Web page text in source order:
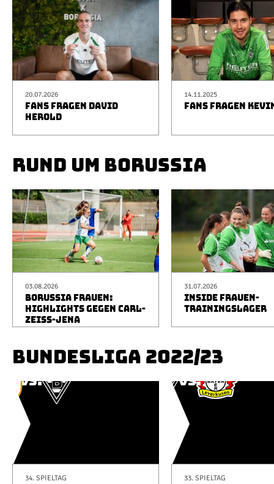
20.07.2026
FANS FRAGEN DAVID
HEROLD
14.11.2025
FANS FRAGEN
RUND UM BORUSSIA
03.08.2026
BORUSSIA FRAUEN:
HIGHLIGHTS GEGEN CARL-
ZEISS-JENA
31.07.2026
INSIDE FRAUEN-
TRAININGSLAGER
BUNDESLIGA 2022/23
34. SPIELTAG 33. SPIELTAG